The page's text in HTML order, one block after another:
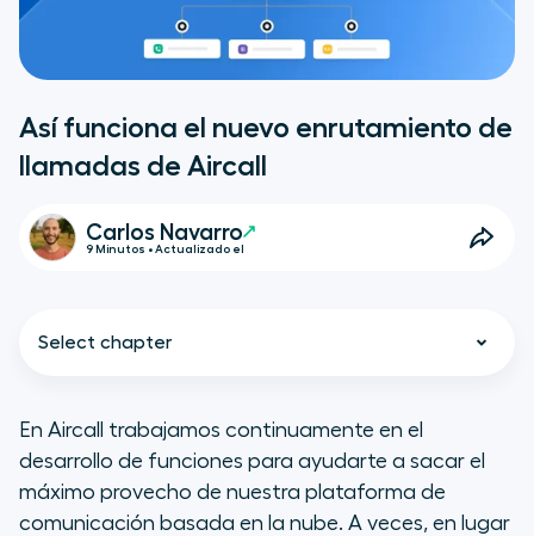
Así funciona el nuevo enrutamiento de
llamadas de Aircall
Carlos Navarro
9 Minutos • Actualizado el
Select chapter
Cómo funciona
En Aircall trabajamos continuamente en el
desarrollo de funciones para ayudarte a sacar el
máximo provecho de nuestra plataforma de
comunicación basada en la nube. A veces, en lugar